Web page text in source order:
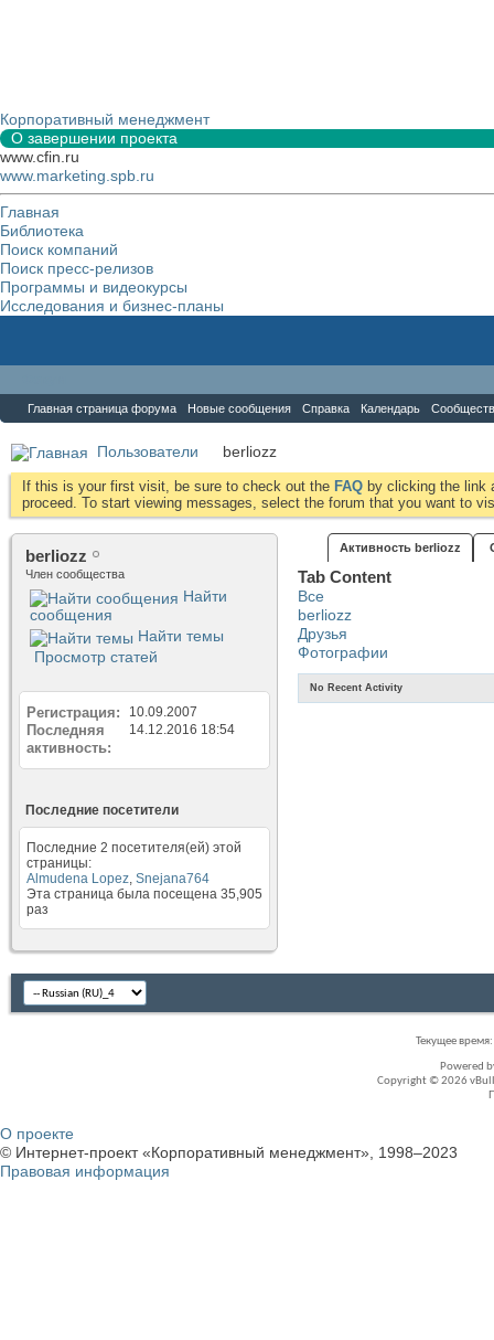
Корпоративный менеджмент
О завершении проекта
www.cfin.ru
www.marketing.spb.ru
Главная
Библиотека
Поиск компаний
Поиск пресс-релизов
Программы и видеокурсы
Исследования и бизнес-планы
Главная страница форума Новые сообщения Справка Календарь
Пользователи berliozz
If this is your first visit, be sure to check out the FAQ by clicking the link
proceed. To start viewing messages, select the forum that you want to
berliozz
Член сообщества
Найти
сообщения
Найти темы
Просмотр статей
Регистрация 10.09.2007
Последняя
активность
14.12.2016 18:54
Последние посетители
Последние 2 посетителя(ей) этой
страницы:
Almudena Lopez, Snejana764
Эта страница была посещена 35,905
раз
Активность berliozz
Tab Content
Все
berliozz
Друзья
Фотографии
No Recent Activity
Текущее время:
Powered
Copyright © 2026
О проекте
© Интернет-проект «Корпоративный менеджмент», 1998–2023
Правовая информация